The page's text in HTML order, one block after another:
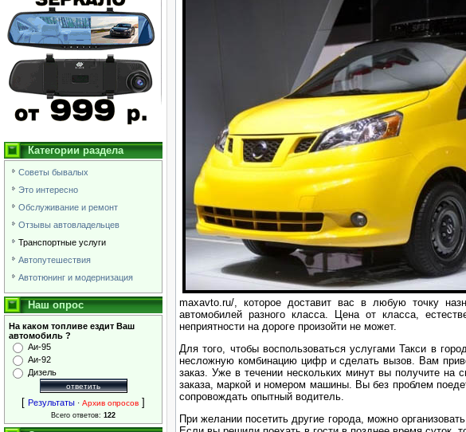
Категории раздела
Советы бывалых
Это интересно
Обслуживание и ремонт
Отзывы автовладельцев
Транспортные услуги
Автопутешествия
Автотюнинг и модернизация
Наш опрос
На каком топливе ездит Ваш
автомобиль ?
Аи-95
Аи-92
Дизель
[ Результаты · Архив опросов ]
Всего ответов: 122
maxavto.ru/, которое доставит вас в любую точку
автомобилей разного класса. Цена от класса,
неприятности на дороге произойти не может.
Для того, чтобы воспользоваться услугами Такси в
несложную комбинацию цифр и сделать вызов. Вам
заказ. Уже в течении нескольких минут вы получите
заказа, маркой и номером машины. Вы без проблем
сопровождать опытный водитель.
При желании посетить другие города, можно